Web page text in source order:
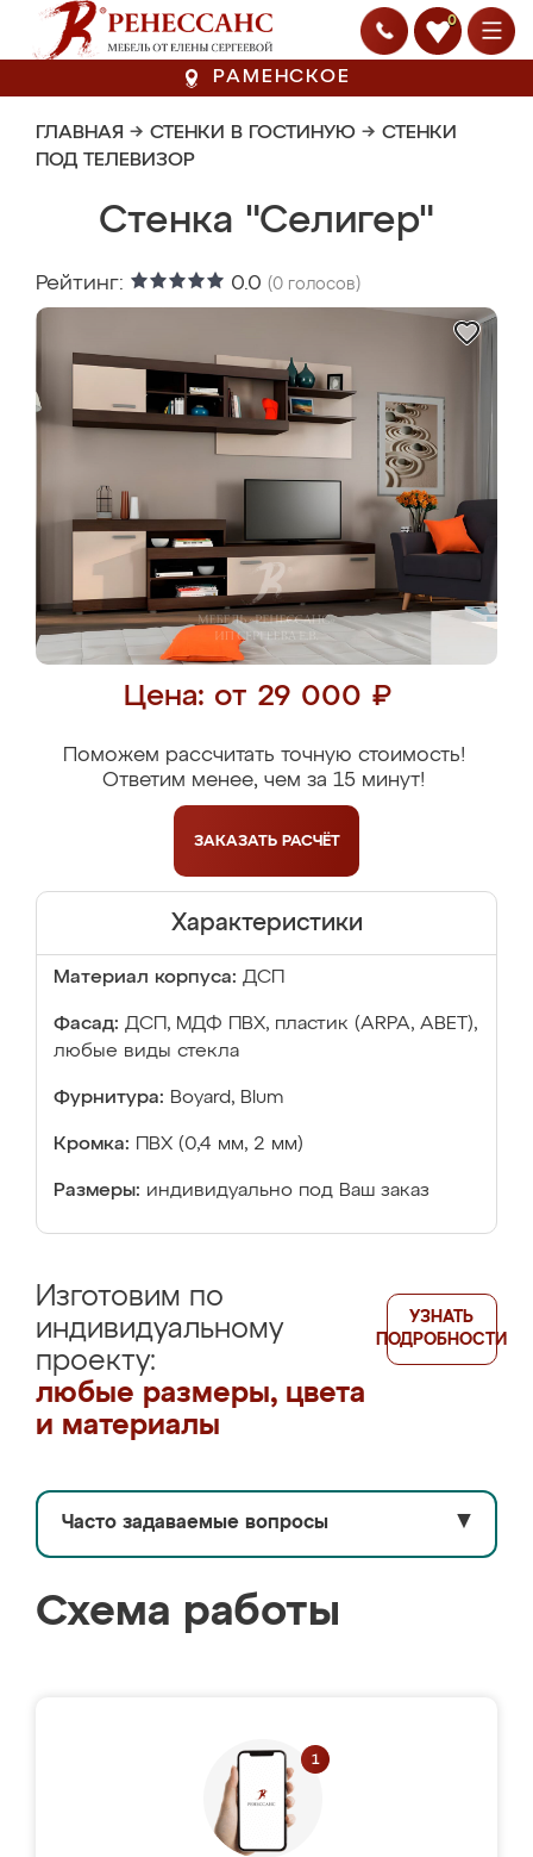
0
РАМЕНСКОЕ
ГЛАВНАЯ → СТЕНКИ В ГОСТИНУЮ → СТЕНКИ
ПОД ТЕЛЕВИЗОР
Стенка "Селигер"
Рейтинг: 0.0 (0 голосов)
Цена: от 29 000 ₽
Поможем рассчитать точную стоимость!
Ответим менее, чем за 15 минут!
ЗАКАЗАТЬ РАСЧЁТ
Характеристики
Материал корпуса: ДСП
Фасад: ДСП, МДФ ПВХ, пластик (ARPA, ABET),
любые виды стекла
Фурнитура: Boyard, Blum
Кромка: ПВХ (0,4 мм, 2 мм)
Размеры: индивидуально под Ваш заказ
Изготовим по
индивидуальному
проекту:
любые размеры, цвета
и материалы
УЗНАТЬ
ПОДРОБНОСТИ
Часто задаваемые вопросы ▼
Схема работы